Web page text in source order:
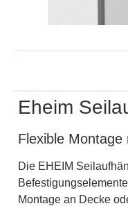
Eheim
Flexible
Die EHEIM
Montage an Decke